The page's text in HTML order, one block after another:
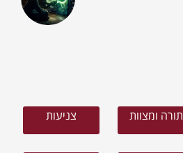
תורה ומצוות צניעות